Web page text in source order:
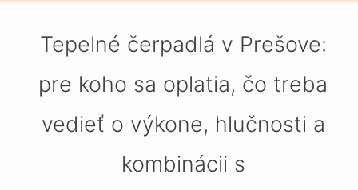
Tepelné čerpadlá v Prešove:
pre koho sa oplatia, čo treba
vedieť o výkone, hlučnosti a
kombinácii s